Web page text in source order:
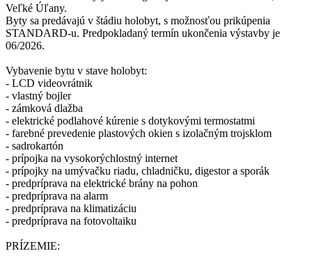
Veľké Úľany.
Byty sa predávajú v štádiu holobyt, s možnosťou prikúpenia
STANDARD-u. Predpokladaný termín ukončenia výstavby je
06/2026.
Vybavenie bytu v stave holobyt:
- LCD videovrátnik
- vlastný bojler
- zámková dlažba
- elektrické podlahové kúrenie s dotykovými termostatmi
- farebné prevedenie plastových okien s izolačným trojsklom
- sadrokartón
- prípojka na vysokorýchlostný internet
- prípojky na umývačku riadu, chladničku, digestor a sporák
- predpríprava na elektrické brány na pohon
- predpríprava na alarm
- predpríprava na klimatizáciu
- predpríprava na fotovoltaiku
PRÍZEMIE: